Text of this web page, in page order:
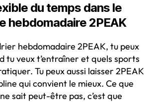
du temps dans le
hebdomadaire 2PEAK
hebdomadaire 2PEAK, tu peux
tu veux t’entraîner et quels sports
Tu peux aussi laisser 2PEAK
qui convient le mieux. Ce que
sait peut-être pas, c’est que